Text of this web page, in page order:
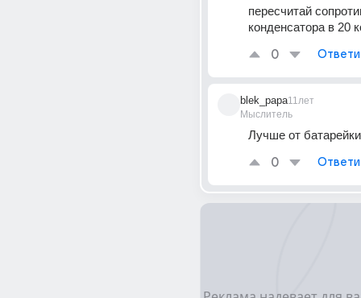
пересчитай
конденсатора в 20
0
blek_papa
Мыслитель
11лет
Лучше от
0